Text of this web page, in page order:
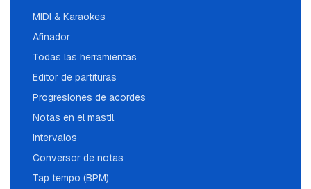
MIDI & Karaokes
Afinador
Todas las herramientas
Editor de partituras
Progresiones de acordes
Notas en el mastil
Intervalos
Conversor de notas
Tap tempo (BPM)